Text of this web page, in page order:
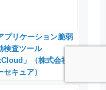
プリケーション脆弱
検査ツール
」（株式会社ユ
セキュア）